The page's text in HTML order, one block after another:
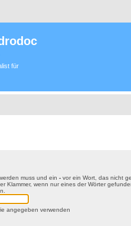
für
muss und ein - vor ein Wort, das nicht
Klammer, wenn nur eines der Wörter
angegeben verwenden